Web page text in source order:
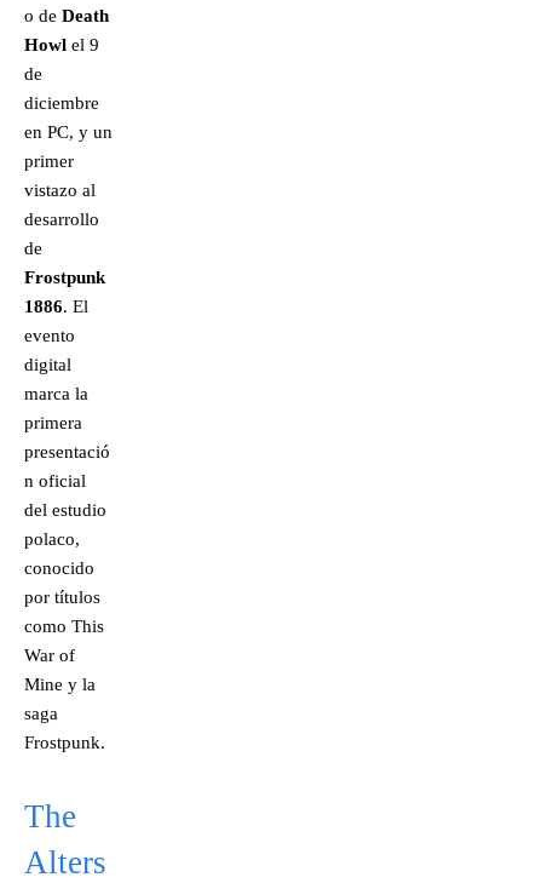
o de Death
Howl el 9
de
diciembre
en PC, y un
primer
vistazo al
desarrollo
de
Frostpunk
1886. El
evento
digital
marca la
primera
presentació
n oficial
del estudio
polaco,
conocido
por títulos
como This
War of
Mine y la
saga
Frostpunk.
The
Alters